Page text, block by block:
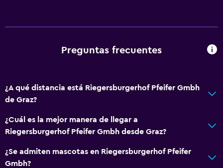
Servicios y facilidades
Instalaciones para reuniones
Aseo
Preguntas frecuentes
¿A qué distancia está Riegersburgerhof Pfeifer Gmbh
de Graz?
¿Cuál es la mejor manera de llegar a
Riegersburgerhof Pfeifer Gmbh desde Graz?
¿Se admiten mascotas en Riegersburgerhof Pfeifer
Gmbh?